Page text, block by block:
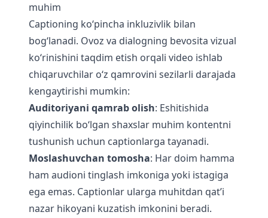
muhim
Captioning ko‘pincha inkluzivlik bilan
bog‘lanadi. Ovoz va dialogning bevosita vizual
ko‘rinishini taqdim etish orqali video ishlab
chiqaruvchilar o‘z qamrovini sezilarli darajada
kengaytirishi mumkin:
Auditoriyani qamrab olish: Eshitishida
qiyinchilik bo‘lgan shaxslar muhim kontentni
tushunish uchun captionlarga tayanadi.
Moslashuvchan tomosha: Har doim hamma
ham audioni tinglash imkoniga yoki istagiga
ega emas. Captionlar ularga muhitdan qat’i
nazar hikoyani kuzatish imkonini beradi.